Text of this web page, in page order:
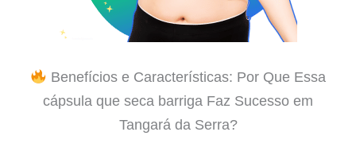
Benefícios e Características: Por Que Essa
cápsula que seca barriga Faz Sucesso em
Tangará da Serra?